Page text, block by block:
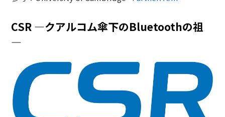
CSR ―クアルコム傘下のBluetoothの祖
―